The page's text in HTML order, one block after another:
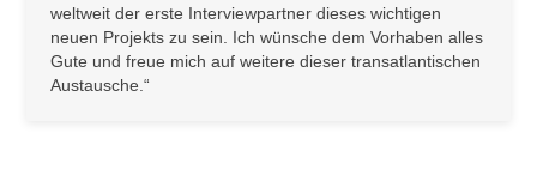
weltweit der erste Interviewpartner dieses wichtigen
neuen Projekts zu sein. Ich wünsche dem Vorhaben alles
Gute und freue mich auf weitere dieser transatlantischen
Austausche.“